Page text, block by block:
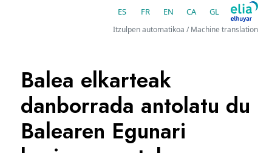
ES FR EN CA GL
Itzulpen automatikoa / Machine translation
Balea elkarteak
danborrada antolatu du
Balearen Egunari